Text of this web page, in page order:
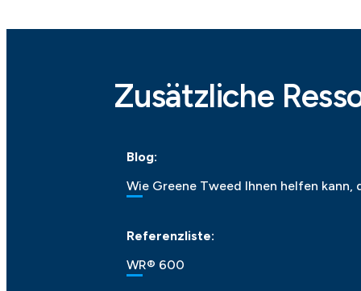
Zusätzliche
Blog:
Wie Greene Tweed Ihnen helfen
Referenzliste:
WR® 600